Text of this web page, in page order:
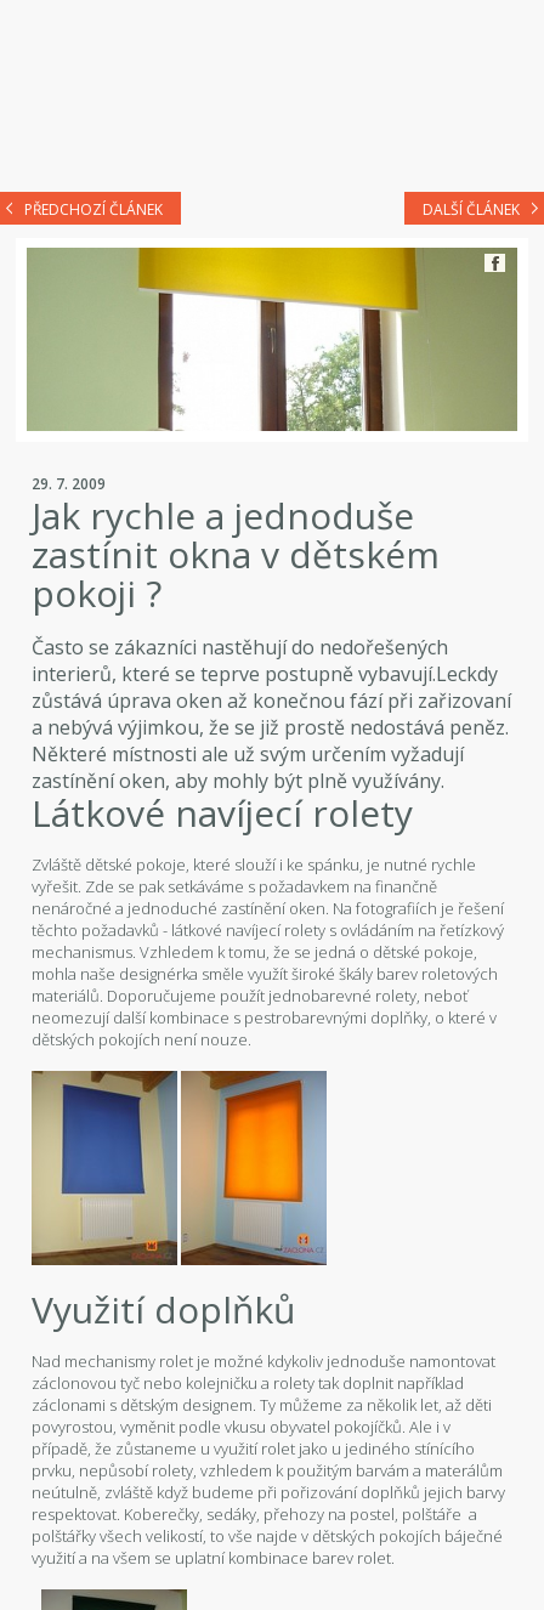
PŘEDCHOZÍ ČLÁNEK DALŠÍ ČLÁNEK
29. 7. 2009
Jak rychle a jednoduše
zastínit okna v dětském
pokoji ?
Často se zákazníci nastěhují do nedořešených
interierů, které se teprve postupně vybavují.Leckdy
zůstává úprava oken až konečnou fází při zařizovaní
a nebývá výjimkou, že se již prostě nedostává peněz.
Některé místnosti ale už svým určením vyžadují
zastínění oken, aby mohly být plně využívány.
Látkové navíjecí rolety
Zvláště dětské pokoje, které slouží i ke spánku, je nutné rychle
vyřešit. Zde se pak setkáváme s požadavkem na finančně
nenáročné a jednoduché zastínění oken. Na fotografiích je řešení
těchto požadavků - látkové navíjecí rolety s ovládáním na řetízkový
mechanismus. Vzhledem k tomu, že se jedná o dětské pokoje,
mohla naše designérka směle využít široké škály barev roletových
materiálů. Doporučujeme použít jednobarevné rolety, neboť
neomezují další kombinace s pestrobarevnými doplňky, o které v
dětských pokojích není nouze.
Využití doplňků
Nad mechanismy rolet je možné kdykoliv jednoduše namontovat
záclonovou tyč nebo kolejničku a rolety tak doplnit například
záclonami s dětským designem. Ty můžeme za několik let, až děti
povyrostou, vyměnit podle vkusu obyvatel pokojíčků. Ale i v
případě, že zůstaneme u využití rolet jako u jediného stínícího
prvku, nepůsobí rolety, vzhledem k použitým barvám a materálům
neútulně, zvláště když budeme při pořizování doplňků jejich barvy
respektovat. Koberečky, sedáky, přehozy na postel, polštáře a
polštářky všech velikostí, to vše najde v dětských pokojích báječné
využití a na všem se uplatní kombinace barev rolet.